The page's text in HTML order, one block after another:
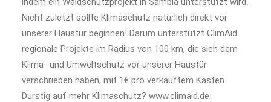
Nicht zuletzt sollte Klimaschutz natürlich direkt vor
unserer Haustür beginnen! Darum unterstützt ClimAid
regionale Projekte im Radius von 100 km, die sich dem
Klima- und Umweltschutz vor unserer Haustür
verschrieben haben, mit 1€ pro verkauftem Kasten.
Durstig auf mehr Klimaschutz? www.climaid.de